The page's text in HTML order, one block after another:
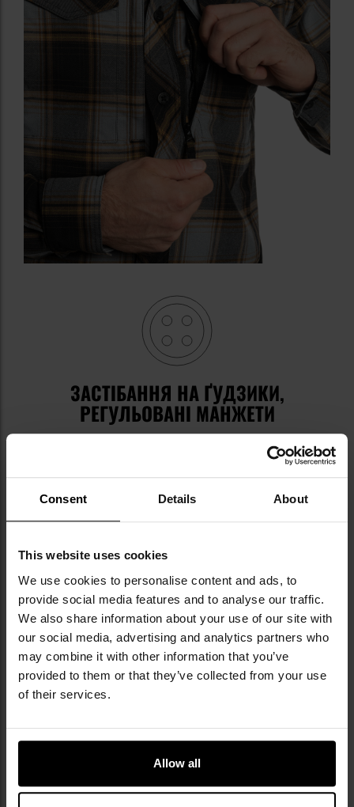
Consent Details About
This website uses cookies
We use cookies to personalise content and ads, to
provide social media features and to analyse our traffic.
We also share information about your use of our site with
our social media, advertising and analytics partners who
may combine it with other information that you’ve
provided to them or that they’ve collected from your use
of their services.
Allow all
ЗАСТІБАННЯ НА ҐУДЗИКИ,
РЕГУЛЬОВАНІ МАНЖЕТИ
Для застібання сорочки використовуються
регульовані манжети
полегшують припасування до фігури. На
ґудзиковій планці вшитапетля
, на яку можна
скручуванню.​​​​​​​